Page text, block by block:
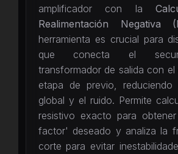
amplificador con la
Realimentación Negativa
herramienta es crucial para
que conecta el
transformador de salida con
etapa de previo, reduciendo
global y el ruido. Permite
resistivo exacto para
factor' deseado y analiza la
corte para evitar